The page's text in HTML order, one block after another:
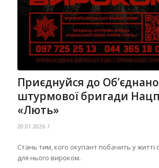
Приєднуйся до
штурмової бригади
«Лють»
20.01.2026 /
Стань тим, кого окупант побачить у житті
для нього вироком.